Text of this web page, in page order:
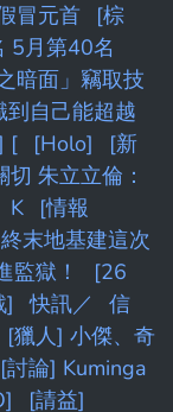
冒元首
[棕
5月第40名
暗面」竊取技
到自己能超越
[ [Holo]
[新
朱立立倫：
K
[情報
末地基建這次
監獄！
[26
] 快訊／
信
[獵人] 小傑、奇
[討論] Kuminga
[請益]